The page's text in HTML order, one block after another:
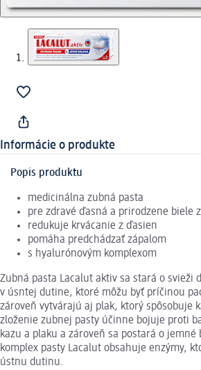
Informácie o produkte
Popis produktu
medicinálna zubná pasta
pre zdravé ďasná a prirodzene biele
redukuje krvácanie z ďasien
pomáha predchádzať zápalom
s hyalurónovým komplexom
Zubná pasta Lacalut aktiv sa stará o svieži
v úsntej dutine, ktoré môžu byť príčinou
zároveň vytvárajú aj plak, ktorý spôsobuje
zloženie zubnej pasty účinne bojuje proti
kazu a plaku a zároveň sa postará o
komplex pasty Lacalut obsahuje enzýmy,
ústnu dutinu.